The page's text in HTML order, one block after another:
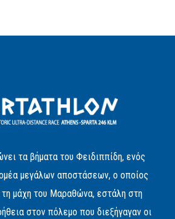
τα βήματα του Φειδιππίδη, ενός
μεγάλων αποστάσεων, ο οποίος
μάχη του Μαραθώνα, εστάλη στη
στον πόλεμο που διεξήγαγαν οι